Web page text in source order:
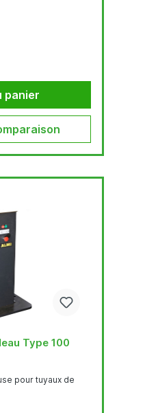
panier
Type 100
pour tuyaux de